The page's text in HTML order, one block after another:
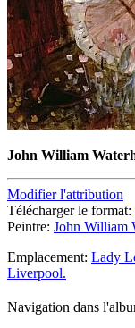
John William
Modifier l'attribution
Télécharger le format:
Peintre: John William
Emplacement: Lady
Liverpool.
Navigation dans